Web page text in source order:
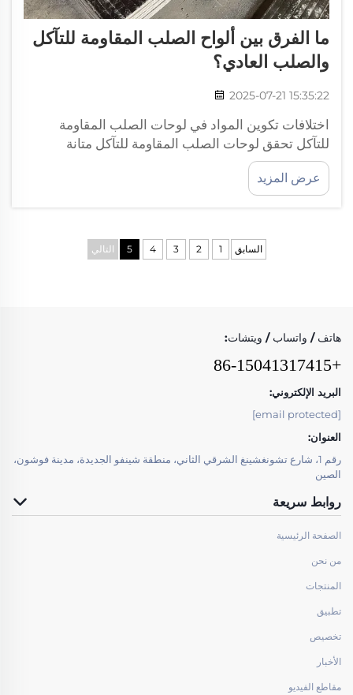
ما الفرق بين ألواح الصلب المقاومة للتآكل
والصلب العادي؟
2025-07-21 15:35:22
اختلافات تكوين المواد في لوحات الصلب المقاومة
للتآكل تحقق لوحات الصلب المقاومة للتآكل متانة
استثنائية من خلال هندسة كيميائية دقيقة. من خلال الجمع
الاستراتيجي بين عناصر السبيكة مع محتوى كربون متحكم
به، تحقق هذه اللوحات...
عرض المزيد
السابق 1
2
3
4
5 التالي
هاتف / واتساب / ويتشات:
+86-15041317415
البريد الإلكتروني:
[email protected]
العنوان:
رقم 1، شارع تشونغشينغ الشرقي الثاني، منطقة شينفو الجديدة، مدينة فوشون،
الصين
روابط سريعة
الصفحة الرئيسية
من نحن
المنتجات
تطبيق
تخصيص
الأخبار
مقاطع الفيديو